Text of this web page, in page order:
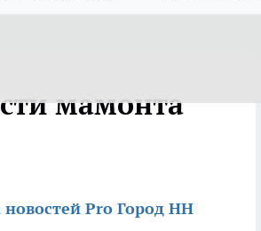
мамонта
Pro Город НН